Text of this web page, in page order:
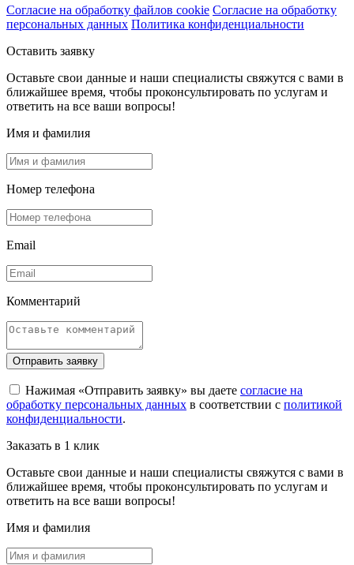
Согласие на обработку файлов cookie Согласие на обработку
персональных данных Политика конфиденциальности
Оставить заявку
Оставьте свои данные и наши специалисты свяжутся с вами в
ближайшее время, чтобы проконсультировать по услугам и
ответить на все ваши вопросы!
Имя и фамилия
Номер телефона
Email
Комментарий
Отправить заявку
Нажимая «Отправить заявку» вы даете согласие на
обработку персональных данных в соответствии с политикой
конфиденциальности.
Заказать в 1 клик
Оставьте свои данные и наши специалисты свяжутся с вами в
ближайшее время, чтобы проконсультировать по услугам и
ответить на все ваши вопросы!
Имя и фамилия